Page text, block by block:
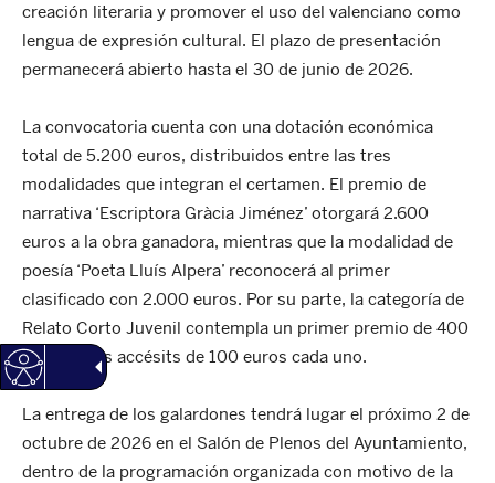
creación literaria y promover el uso del valenciano como
lengua de expresión cultural. El plazo de presentación
permanecerá abierto hasta el 30 de junio de 2026.
La convocatoria cuenta con una dotación económica
total de 5.200 euros, distribuidos entre las tres
modalidades que integran el certamen. El premio de
narrativa ‘Escriptora Gràcia Jiménez’ otorgará 2.600
euros a la obra ganadora, mientras que la modalidad de
poesía ‘Poeta Lluís Alpera’ reconocerá al primer
clasificado con 2.000 euros. Por su parte, la categoría de
Relato Corto Juvenil contempla un primer premio de 400
euros y dos accésits de 100 euros cada uno.
La entrega de los galardones tendrá lugar el próximo 2 de
octubre de 2026 en el Salón de Plenos del Ayuntamiento,
dentro de la programación organizada con motivo de la